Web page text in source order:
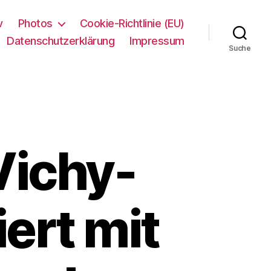
Photos
Cookie-Richtlinie (EU)
Datenschutzerklärung
Impressum
Suche
mit